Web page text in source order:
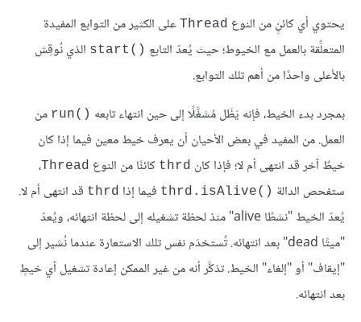
يحتوي أي كائنٍ من النوع Thread على الكثير من التوابع المفيدة
المتعلِّقة بالعمل مع الخيوط؛ حيث يُعدّ التابع start()‎ الذي نُوقِش
بالأعلى واحدًا من أهم تلك التوابع.
بمجرد بدء الخيط، فإنه يَظَل مُشغَّلًا إلى حين انتهاء تابعه run()‎ من
العمل. من المفيد في بعض الأحيان أن يعرف خيط معين فيما إذا كان
خيطٌ آخر قد انتهى أم لا؛ فإذا كان thrd كائنًا من النوع Thread،
ستفحص الدالة thrd.isAlive()‎ فيما إذا thrd قد انتهى أم لا.
يُعدّ الخيط "نشطًا alive" منذ لحظة تشغيله إلى لحظة انتهائه، ويُعدّ
"ميتًا dead" بعد انتهائه. تُستخدَم نفس تلك الاستعارة عندما نُشير إلى
"إيقاف" أو "إلغاء" الخيط. تذكَّر أنه من غير الممكن إعادة تشغيل أي خيطٍ
بعد انتهائه.